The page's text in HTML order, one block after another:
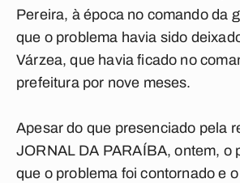
Pereira, à época no comando da
que o problema havia sido
Várzea, que havia ficado no
prefeitura por nove meses.
Apesar do que presenciado pela
JORNAL DA PARAÍBA, ontem, o
que o problema foi contornado e